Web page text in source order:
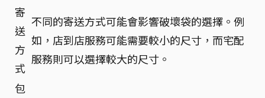
寄
送
方
式
不同的寄送方式可能會影響破壞袋的選擇。例
如，店到店服務可能需要較小的尺寸，而宅配
服務則可以選擇較大的尺寸。
包